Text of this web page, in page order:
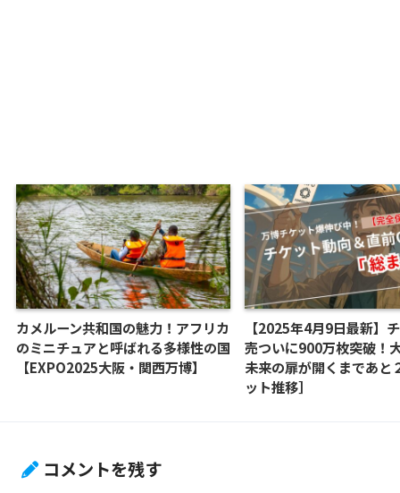
カメルーン共和国の魅力！アフリカ
のミニチュアと呼ばれる多様性の国
【EXPO2025大阪・関西万博】
【2025年4月9日最新】
売ついに900万枚突破！
未来の扉が開くまであと
ット推移］
コメントを残す